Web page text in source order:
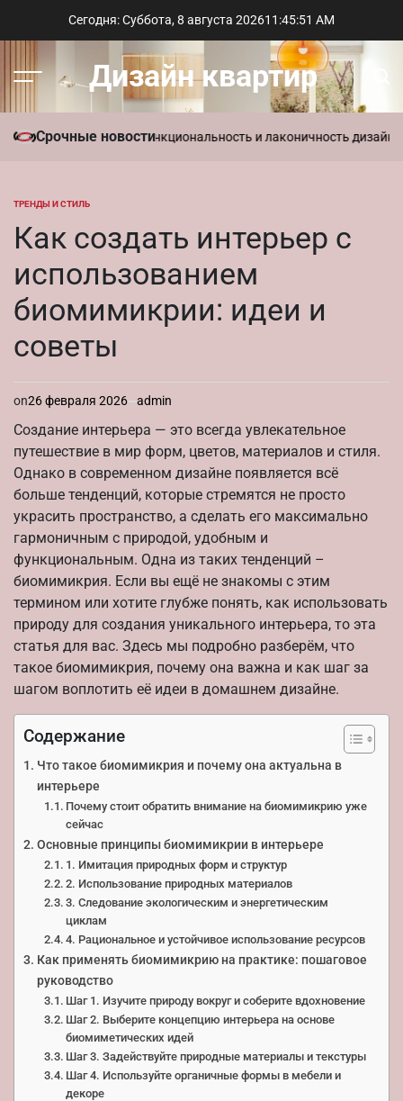
Сегодня: Суббота, 8 августа 202611 :45:52 AM
Меню Дизайн квартир
Срочные новости
в интерьере: функциональность и лаконичность дизайна
ОПУБЛИКОВАНО
ТРЕНДЫ И СТИЛЬ
Как создать интерьер с
использованием
биомимикрии: идеи и
советы
on26 февраля 2026 admin
Создание интерьера — это всегда увлекательное
путешествие в мир форм, цветов, материалов и стиля.
Однако в современном дизайне появляется всё
больше тенденций, которые стремятся не просто
украсить пространство, а сделать его максимально
гармоничным с природой, удобным и
функциональным. Одна из таких тенденций –
биомимикрия. Если вы ещё не знакомы с этим
термином или хотите глубже понять, как использовать
природу для создания уникального интерьера, то эта
статья для вас. Здесь мы подробно разберём, что
такое биомимикрия, почему она важна и как шаг за
шагом воплотить её идеи в домашнем дизайне.
Содержание
Что такое биомимикрия и почему она актуальна в
интерьере
Почему стоит обратить внимание на биомимикрию уже
сейчас
Основные принципы биомимикрии в интерьере
1. Имитация природных форм и структур
2. Использование природных материалов
3. Следование экологическим и энергетическим
циклам
4. Рациональное и устойчивое использование ресурсов
Как применять биомимикрию на практике: пошаговое
руководство
Шаг 1. Изучите природу вокруг и соберите вдохновение
Шаг 2. Выберите концепцию интерьера на основе
биомиметических идей
Шаг 3. Задействуйте природные материалы и текстуры
Шаг 4. Используйте органичные формы в мебели и
декоре